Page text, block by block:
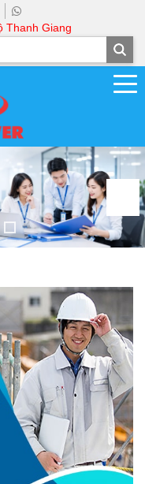
Thanh Giang